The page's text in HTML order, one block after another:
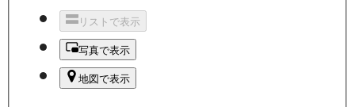
リストで表示
写真で表示
地図で表示